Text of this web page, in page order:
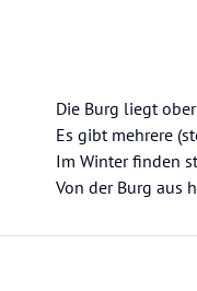
Die Burg liegt
Es gibt mehrere
Im Winter finden
Von der Burg aus